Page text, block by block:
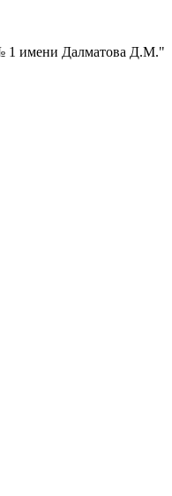
1 имени Далматова Д.М."